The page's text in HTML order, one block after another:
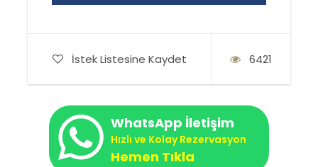
İstek Listesine Kaydet 6421
WhatsApp İletişim
Hızlı ve Kolay Rezervasyon
Hemen Tıkla